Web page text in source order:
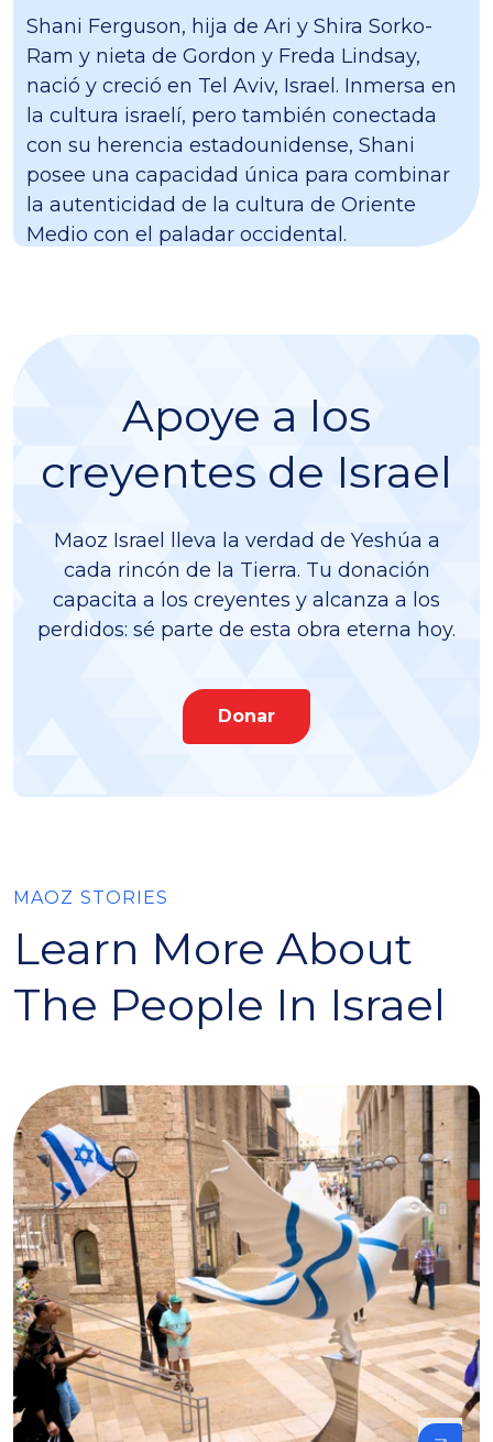
Shani Ferguson, hija de Ari y Shira Sorko-
Ram y nieta de Gordon y Freda Lindsay,
nació y creció en Tel Aviv, Israel. Inmersa en
la cultura israelí, pero también conectada
con su herencia estadounidense, Shani
posee una capacidad única para combinar
la autenticidad de la cultura de Oriente
Medio con el paladar occidental.
Apoye a los
creyentes de Israel
Maoz Israel lleva la verdad de Yeshúa a
cada rincón de la Tierra. Tu donación
capacita a los creyentes y alcanza a los
perdidos: sé parte de esta obra eterna hoy.
Donar
MAOZ STORIES
Learn More About
The People In Israel